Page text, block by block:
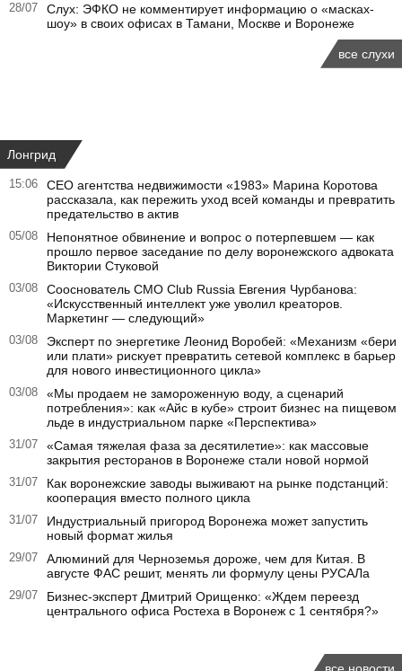
28/07
Слух: ЭФКО не комментирует информацию о «масках-
шоу» в своих офисах в Тамани, Москве и Воронеже
все слухи
Лонгрид
15:06
CEO агентства недвижимости «1983» Марина Коротова
рассказала, как пережить уход всей команды и превратить
предательство в актив
05/08
Непонятное обвинение и вопрос о потерпевшем — как
прошло первое заседание по делу воронежского адвоката
Виктории Стуковой
03/08
Сооснователь CMO Club Russia Евгения Чурбанова:
«Искусственный интеллект уже уволил креаторов.
Маркетинг — следующий»
03/08
Эксперт по энергетике Леонид Воробей: «Механизм «бери
или плати» рискует превратить сетевой комплекс в барьер
для нового инвестиционного цикла»
03/08
«Мы продаем не замороженную воду, а сценарий
потребления»: как «Айс в кубе» строит бизнес на пищевом
льде в индустриальном парке «Перспектива»
31/07
«Самая тяжелая фаза за десятилетие»: как массовые
закрытия ресторанов в Воронеже стали новой нормой
31/07
Как воронежские заводы выживают на рынке подстанций:
кооперация вместо полного цикла
31/07
Индустриальный пригород Воронежа может запустить
новый формат жилья
29/07
Алюминий для Черноземья дороже, чем для Китая. В
августе ФАС решит, менять ли формулу цены РУСАЛа
29/07
Бизнес-эксперт Дмитрий Орищенко: «Ждем переезд
центрального офиса Ростеха в Воронеж с 1 сентября?»
все новости